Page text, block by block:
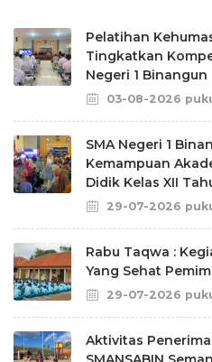
Pelatihan
Tingkatkan
Negeri 1 Binangun
03-08-2026
SMA Negeri 1
Kemampuan
Didik Kelas XII
29-07-2026
Rabu Taqwa :
Yang Sehat
29-07-2026
Aktivitas